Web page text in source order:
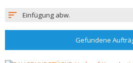
Einfügung abw.
Gefundene